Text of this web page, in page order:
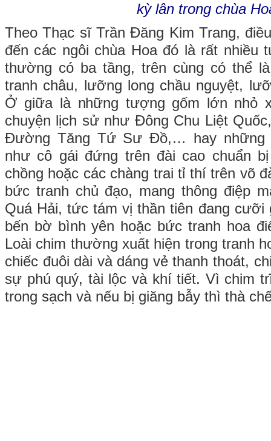
kỳ lân trong chùa
Theo Thạc sĩ Trần Đăng Kim Trang,
đến các ngôi chùa Hoa đó là rất nhiều
thường có ba tầng, trên cùng có thể
tranh châu, lưỡng long chầu nguyệt,
Ở giữa là những tượng gốm lớn nhỏ
chuyện lịch sử như Đông Chu Liệt
Đường Tăng Tứ Sư Đồ,… hay những
như cô gái đứng trên đài cao chuẩn
chồng hoặc các chàng trai tỉ thí trên võ
bức tranh chủ đạo, mang thông điệp
Quá Hải, tức tám vị thần tiên đang
bến bờ bình yên hoặc bức tranh hoa
Loài chim thường xuất hiện trong tranh
chiếc đuôi dài và dáng vẻ thanh thoát,
sự phú quý, tài lộc và khí tiết. Vì chim
trong sạch và nếu bị giăng bẫy thì thà